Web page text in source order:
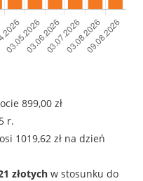
899,00 zł
r.
1019,62 zł na dzień
złotych w stosunku do